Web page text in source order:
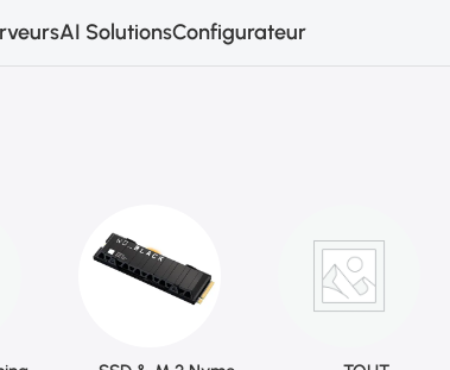
AI SolutionsConfigurateur